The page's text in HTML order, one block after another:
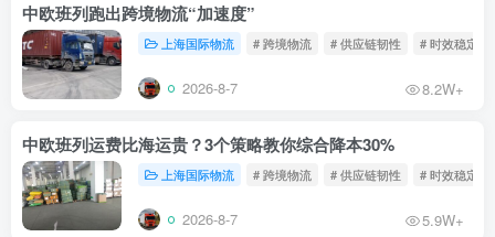
中欧班列跑出跨境物流“加速度”
上海国际物流 # 跨境物流 # 供应链韧性 # 时效稳定
2026-8-7 8.2W+
中欧班列运费比海运贵？3个策略教你综合降本30%
上海国际物流 # 跨境物流 # 供应链韧性 # 时效稳定
2026-8-7 5.9W+